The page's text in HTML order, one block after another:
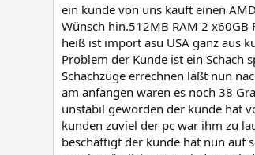
ein kunde von uns kauft einen
Wünsch hin.512MB RAM 2
heiß ist import asu USA ganz aus
Problem der Kunde ist ein Schach
Schachzüge errechnen läßt nun
am anfangen waren es noch 38
unstabil geworden der kunde hat
kunden zuviel der pc war ihm zu
beschäftigt der kunde hat nun auf